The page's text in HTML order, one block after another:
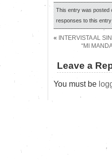
This entry was posted
responses to this
«
INTERVISTA AL
“MI
Leave a
You must be